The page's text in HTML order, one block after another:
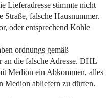
Lieferadresse stimmte nicht
falsche Hausnummer.
oder entsprechend Kohle
ordnungs gemäß
an die falsche Adresse. DHL
Medion ein Abkommen, alles
Medion abliefern zu dürfen.